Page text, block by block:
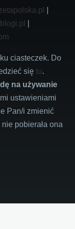
ciasteczek. Do
się tu.
na używanie
ustawieniami
Pan/i zmienić
pobierała ona